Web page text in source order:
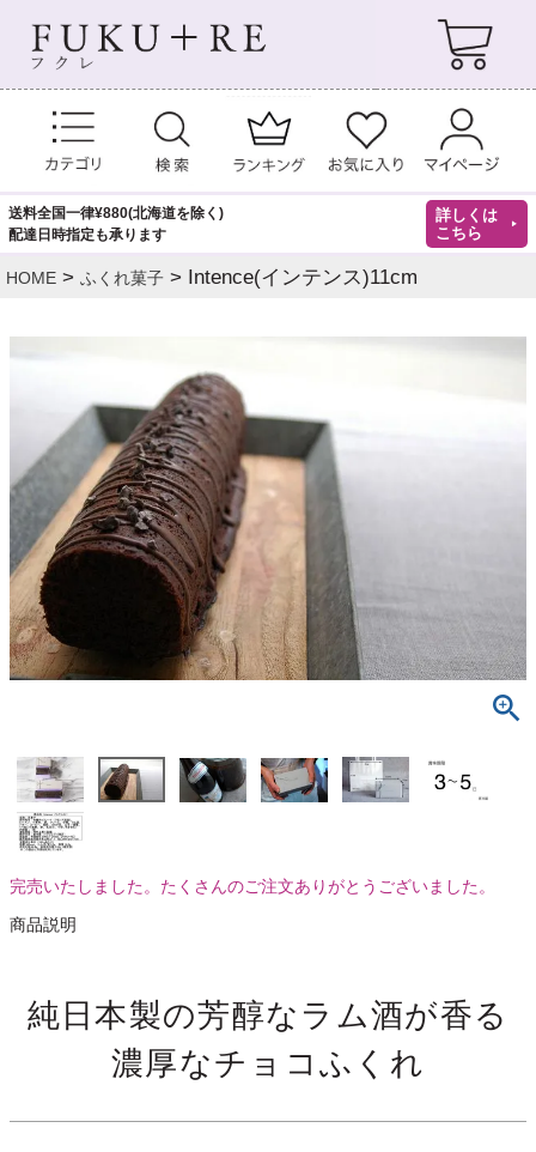
送料全国一律¥880(北海道を除く)
配達日時指定も承ります
詳しくは
こちら
HOME ふくれ菓子 Intence(インテンス)11cm
完売いたしました。たくさんのご注文ありがとうございました。
商品説明
純日本製の芳醇なラム酒が香る
濃厚なチョコふくれ